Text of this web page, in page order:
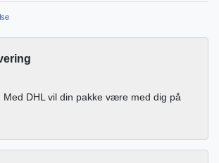
Med DHL vil din pakke være med dig på